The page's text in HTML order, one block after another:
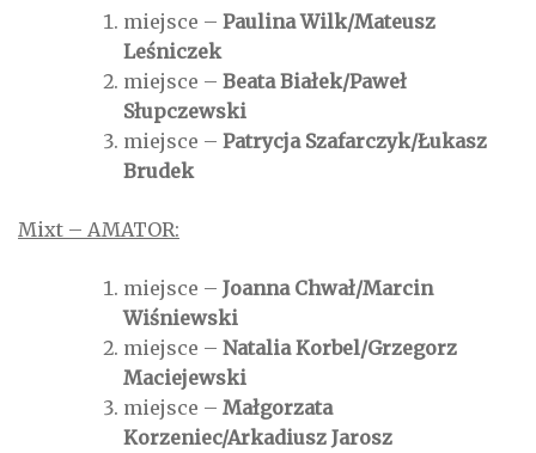
miejsce – Paulina Wilk/Mateusz
Leśniczek
miejsce – Beata Białek/Paweł
Słupczewski
miejsce – Patrycja Szafarczyk/Łukasz
Brudek
Mixt – AMATOR:
miejsce – Joanna Chwał/Marcin
Wiśniewski
miejsce – Natalia Korbel/Grzegorz
Maciejewski
miejsce – Małgorzata
Korzeniec/Arkadiusz Jarosz